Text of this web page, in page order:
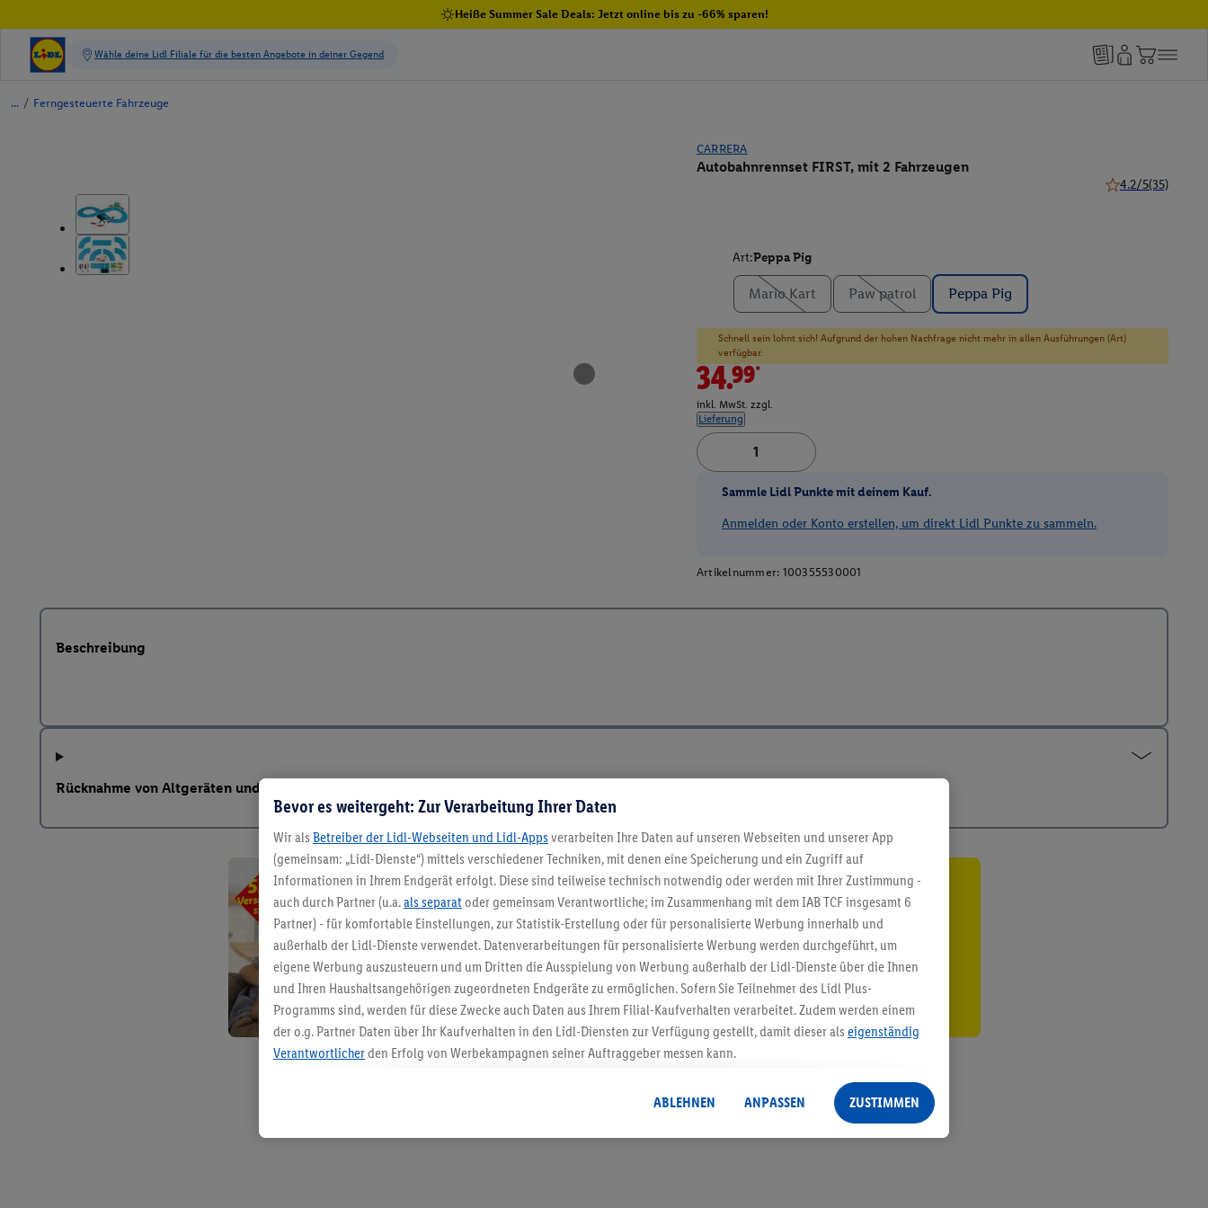
Heiße Summer Sale Deals: Jetzt online bis zu -66% sparen!
/ Ferngesteuerte Fahrzeuge
CARRERA
Autobahnrennset FIRST, mit 2 Fahrzeugen
4.2/5(35)
Art:Peppa Pig
Mario Kart Paw patrol Peppa Pig
Schnell sein lohnt sich! Aufgrund der hohen Nachfrage nicht mehr in allen Ausführungen (Art)
verfügbar.
34.99*
inkl. MwSt. zzgl.
Lieferung
Sammle Lidl Punkte mit deinem Kauf.
Anmelden oder Konto erstellen, um direkt Lidl Punkte zu sammeln.
Artikelnummer: 100355530001
Beschreibung
Rücknahme von Altgeräten und weitere Hinweise nach ElektroG und BattVO-BattDG
5.95 € Versand sparen³²ᵃ
Jetzt zum Newsletter anmelden
Gutschein sichern!
Bevor es weitergeht: Zur Verarbeitung Ihrer Daten
Wir als Betreiber der Lidl-Webseiten und Lidl-Apps verarbeiten Ihre Daten auf unseren Webseiten und unserer App
(gemeinsam: „Lidl-Dienste“) mittels verschiedener Techniken, mit denen eine Speicherung und ein Zugriff auf
Informationen in Ihrem Endgerät erfolgt. Diese sind teilweise technisch notwendig oder werden mit Ihrer Zustimmung -
auch durch Partner (u.a.als separat oder gemeinsam Verantwortliche; im Zusammenhang mit dem IAB TCF insgesamt 6
Partner) - für komfortable Einstellungen, zur Statistik-Erstellung oder für personalisierte Werbung innerhalb und
außerhalb der Lidl-Dienste verwendet. Datenverarbeitungen für personalisierte Werbung werden durchgeführt, um
eigene Werbung auszusteuern und um Dritten die Ausspielung von Werbung außerhalb der Lidl-Dienste über die Ihnen
und Ihren Haushaltsangehörigen zugeordneten Endgeräte zu ermöglichen. Sofern Sie Teilnehmer des Lidl Plus-
Programms sind, werden für diese Zwecke auch Daten aus Ihrem Filial-Kaufverhalten verarbeitet. Zudem werden einem
der o.g. Partner Daten über Ihr Kaufverhalten in den Lidl-Diensten zur Verfügung gestellt, damit dieser als eigenständig
Verantwortlicherden Erfolg von Werbekampagnen seiner Auftraggeber messen kann.
angereicherten Profilen. Dies umfasst die Zusammenführung von Daten (z.B. über Ihre Nutzung der Lidl-Dienste, Ihr
Kaufverhalten in den Lidl-Diensten, Informationen aus Ihrem Kundenkonto - z.B. Alter oder Geschlecht - sowie Ihre
genauen Standortdaten) auch über verschiedene Endgeräte und Lidl-Dienste hinweg einschließlich dem Speichern von
ABLEHNEN ANPASSEN ZUSTIMMEN